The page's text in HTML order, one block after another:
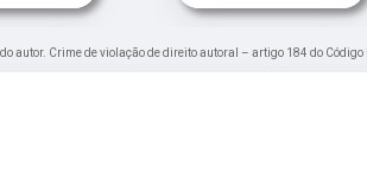
autor. Crime de violação de direito autoral – artigo 184 do Código